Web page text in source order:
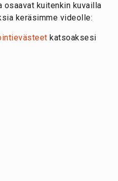
osaavat kuitenkin kuvailla
keräsimme videolle:
katsoaksesi